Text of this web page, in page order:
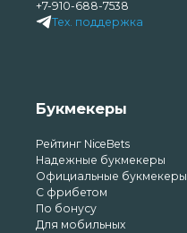
+7-910-688-7538
Тех. поддержка
Букмекеры
Рейтинг NiceBets
Надежные букмекеры
Официальные букмекеры
С фрибетом
По бонусу
Для мобильных